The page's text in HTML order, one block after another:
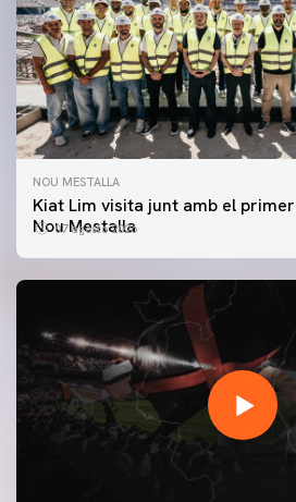
NOU MESTALLA
Kiat Lim visita junt amb el
Nou Mestalla
07 agosto 2026